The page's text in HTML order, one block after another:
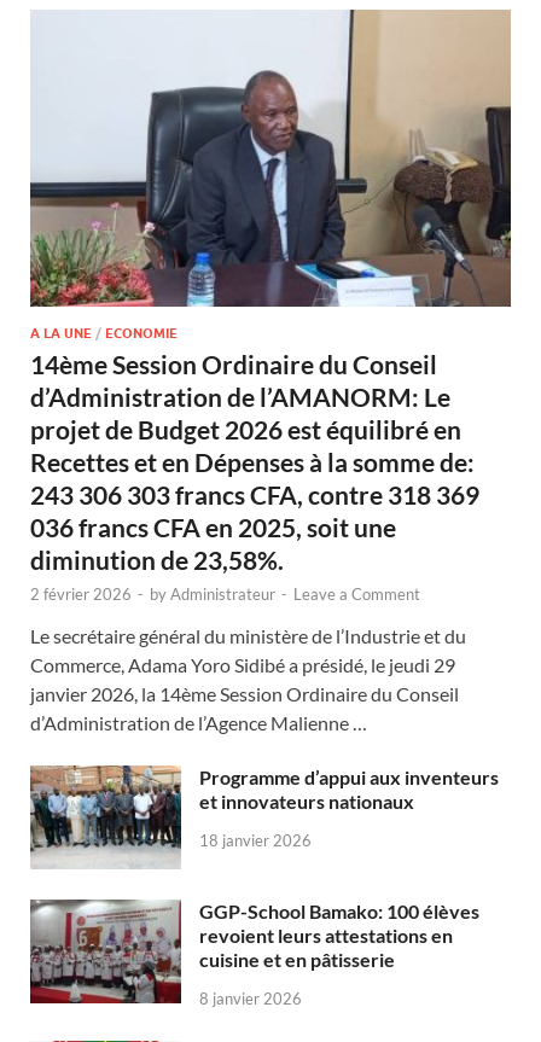
A LA UNE / ECONOMIE
14ème Session Ordinaire du Conseil
d’Administration de l’AMANORM: Le
projet de Budget 2026 est équilibré en
Recettes et en Dépenses à la somme de:
243 306 303 francs CFA, contre 318 369
036 francs CFA en 2025, soit une
diminution de 23,58%.
2 février 2026 - byAdministrateur - Leave a Comment
Le secrétaire général du ministère de l’Industrie et du
Commerce, Adama Yoro Sidibé a présidé, le jeudi 29
janvier 2026, la 14ème Session Ordinaire du Conseil
d’Administration de l’Agence Malienne …
Programme d’appui aux inventeurs
et innovateurs nationaux
18 janvier 2026
GGP-School Bamako: 100 élèves
revoient leurs attestations en
cuisine et en pâtisserie
8 janvier 2026